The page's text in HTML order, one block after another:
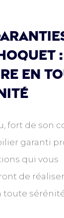
:
en
fort de son
garanti
qui vous
de
toute